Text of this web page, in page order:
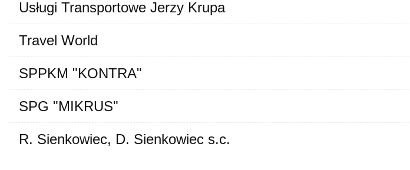
Usługi Transportowe Jerzy Krupa
Travel World
SPPKM "KONTRA"
SPG "MIKRUS"
R. Sienkowiec, D. Sienkowiec s.c.